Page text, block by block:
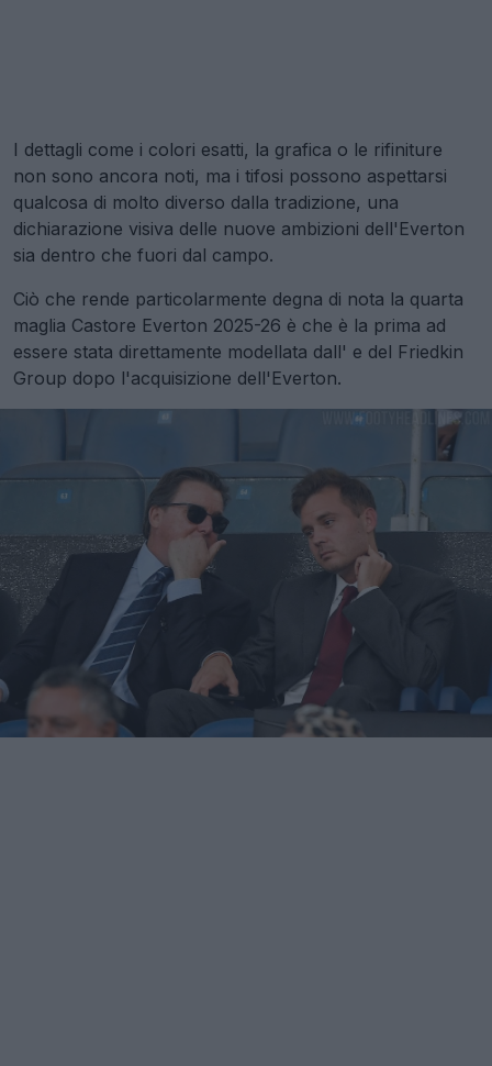
I dettagli come i colori esatti, la grafica o le rifiniture
non sono ancora noti, ma i tifosi possono aspettarsi
qualcosa di molto diverso dalla tradizione, una
dichiarazione visiva delle nuove ambizioni dell'Everton
sia dentro che fuori dal campo.
Ciò che rende particolarmente degna di nota la quarta
maglia Castore Everton 2025-26 è che è la prima ad
essere stata direttamente modellata dall' e del Friedkin
Group dopo l'acquisizione dell'Everton.